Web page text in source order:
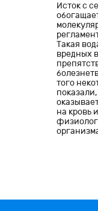
Исток с
Такая
вредных
того
на кровь